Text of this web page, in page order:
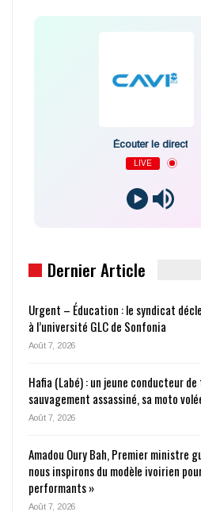
Écouter le direct
LIVE
Dernier Article
Urgent – Éducation : le syndicat
à l’université GLC de Sonfonia
Août 7, 2026
Hafia (Labé) : un jeune conducteur
sauvagement assassiné, sa moto
Août 7, 2026
Amadou Oury Bah, Premier ministre
nous inspirons du modèle ivoirien
performants »
Août 7, 2026